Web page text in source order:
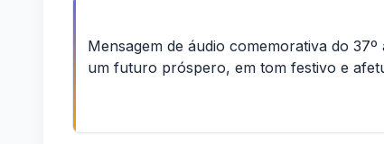
Mensagem de áudio comemorativa do
um futuro próspero, em tom festivo e